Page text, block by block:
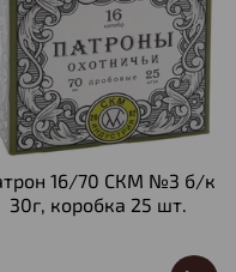
16/70 СКМ №3 б/к
30г, коробка 25 шт.